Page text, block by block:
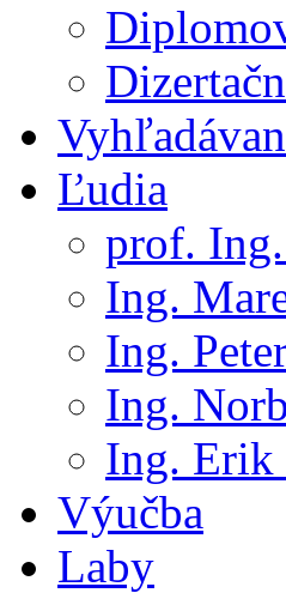
Ľudia
prof.
Ing.
Ing.
Ing.
Ing. Erik
Výučba
Laby